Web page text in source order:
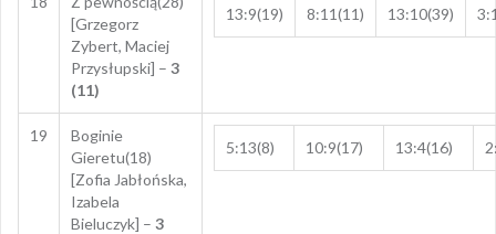
[Grzegorz
Zybert, Maciej
Przysłupski] – 3
(11)
13:9(19) 8:11(11) 13:10(39)
19
Boginie
Gieretu(18)
[Zofia Jabłońska,
Izabela
Bieluczyk] – 3
5:13(8) 10:9(17) 13:4(16)